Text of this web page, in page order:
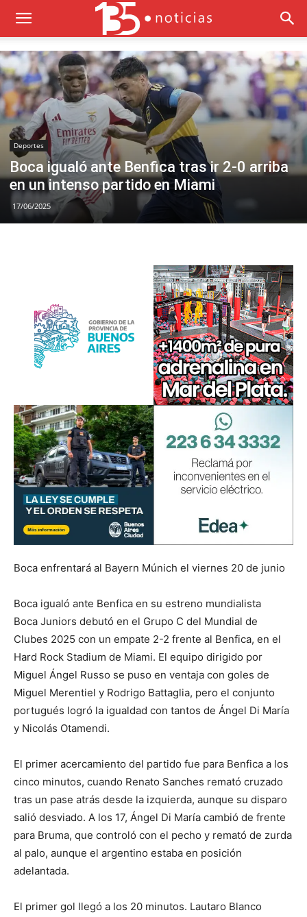
Deportes
Boca igualó ante Benfica tras ir 2-0 arriba
en un intenso partido en Miami
17/06/2025
Boca enfrentará al Bayern Múnich el viernes 20 de junio
Boca igualó ante Benfica en su estreno mundialista
Boca Juniors debutó en el Grupo C del Mundial de
Clubes 2025 con un empate 2-2 frente al Benfica, en el
Hard Rock Stadium de Miami. El equipo dirigido por
Miguel Ángel Russo se puso en ventaja con goles de
Miguel Merentiel y Rodrigo Battaglia, pero el conjunto
portugués logró la igualdad con tantos de Ángel Di María
y Nicolás Otamendi.
El primer acercamiento del partido fue para Benfica a los
cinco minutos, cuando Renato Sanches remató cruzado
tras un pase atrás desde la izquierda, aunque su disparo
salió desviado. A los 17, Ángel Di María cambió de frente
para Bruma, que controló con el pecho y remató de zurda
al palo, aunque el argentino estaba en posición
adelantada.
El primer gol llegó a los 20 minutos. Lautaro Blanco